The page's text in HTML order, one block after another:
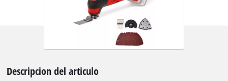
Descripcion del articulo